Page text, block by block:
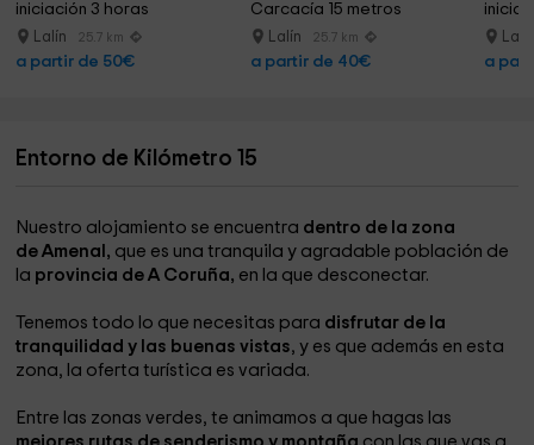
iniciación 3 horas
Lalín 25.7 km
a partir de 50€
Carcacía 15 metros
Lalín 25.7 km
a partir de 40€ a
Entorno de Kilómetro 15
Nuestro alojamiento se encuentra dentro de la zona
de Amenal, que es una tranquila y agradable población de
la provincia de A Coruña, en la que desconectar.
Tenemos todo lo que necesitas para disfrutar de la
tranquilidad y las buenas vistas, y es que además en esta
zona, la oferta turística es variada.
Entre las zonas verdes, te animamos a que hagas las